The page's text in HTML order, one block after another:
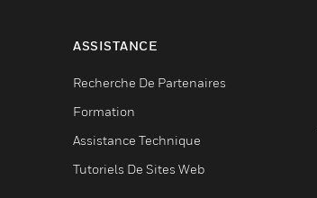
ASSISTANCE
Recherche De Partenaires
Formation
Assistance Technique
Tutoriels De Sites Web